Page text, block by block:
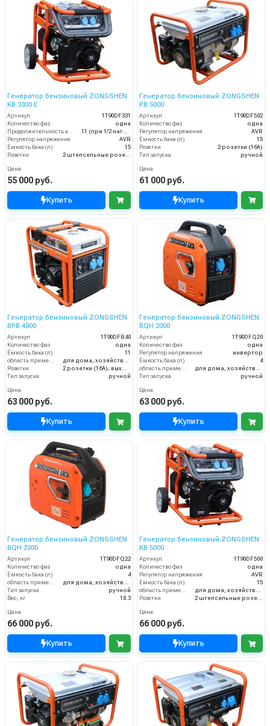
Генератор бензиновый ZONGSHEN
KB 3300 E
Артикул
1T90DF331
Количество фаз
одна
11 (при 1/2 нагрузки)
Регулятор напряжения
AVR
Ёмкость бака (л)
15
Розетки
Цена
55 000 руб.
Купить
Генератор бензиновый ZONGSHEN
PB 5000
Артикул
1T90DF502
Количество фаз
одна
Регулятор напряжения
AVR
Ёмкость бака (л)
15
Розетки
2 розетки (16A)
Тип запуска
ручной
Цена
61 000 руб.
Купить
Генератор бензиновый ZONGSHEN
BPB 4000
Артикул
1T90DFB40
Количество фаз
одна
Ёмкость бака (л)
11
область применения
для дома, хозяйства и малого бизнеса
Розетки
2 розетки (16A), выход на 12V
Тип запуска
ручной
Цена
63 000 руб.
Купить
Генератор бензиновый ZONGSHEN
BQH 2000
Артикул
1T90DFQ20
Количество фаз
одна
Регулятор напряжения
инвертор
Ёмкость бака (л)
4
область применения
для дома, хозяйства и малого бизнеса
Тип запуска
ручной
Цена
63 000 руб.
Купить
Генератор бензиновый ZONGSHEN
BQH 2200
Артикул
1T90DFQ22
Количество фаз
одна
Ёмкость бака (л)
4
область применения
для дома, хозяйства и малого бизнеса
Тип запуска
ручной
Вес, кг
18.3
Цена
66 000 руб.
Купить
Генератор бензиновый ZONGSHEN
KB 5000
Артикул
1T90DF500
Количество фаз
одна
Регулятор напряжения
AVR
Ёмкость бака (л)
15
область применения
для дома, хозяйства и малого бизнеса
Розетки
2 штепсельные розетки (16А)
Цена
66 000 руб.
Купить